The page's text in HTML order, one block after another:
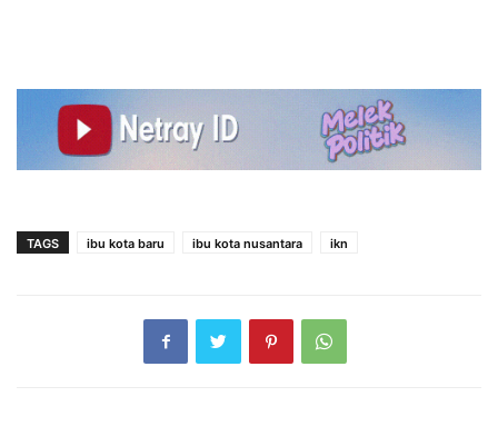
TAGS ibu kota baru ibu kota nusantara ikn